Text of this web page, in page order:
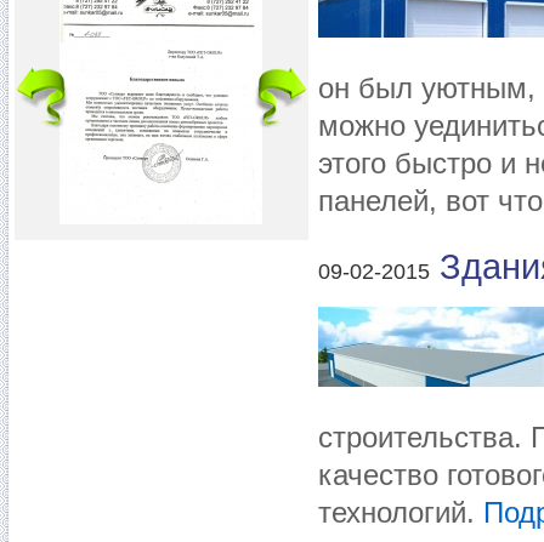
он был уютным,
можно
этого быстро и
панелей, вот
09-02-2015
строительства.
качество
технологий.